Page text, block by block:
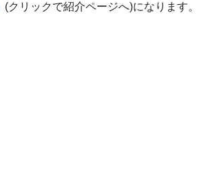
(クリックで紹介ページへ)になります。